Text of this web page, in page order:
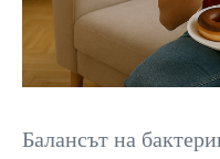
Балансът на